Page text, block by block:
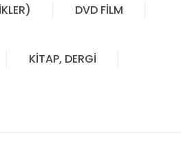
DVD FİLM
KİTAP, DERGİ